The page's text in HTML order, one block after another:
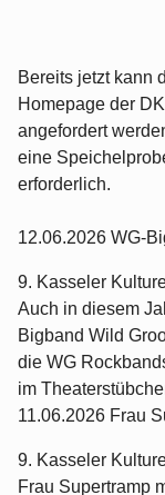
Bereits jetzt kann
Homepage der
angefordert
eine
erforderlich.
12.06.2026 WG-
9. Kasseler
Auch in diesem
Bigband Wild
die WG
im
11.06.2026 Frau
9. Kasseler
Frau Supertramp